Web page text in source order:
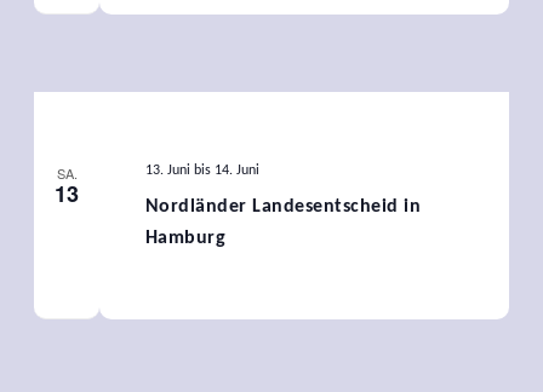
SA.
13
Nordländer Landesentscheid in
Hamburg
13. Juni bis 14. Juni